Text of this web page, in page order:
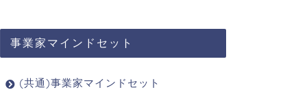
事業家マインドセット
(共通)事業家マインドセット